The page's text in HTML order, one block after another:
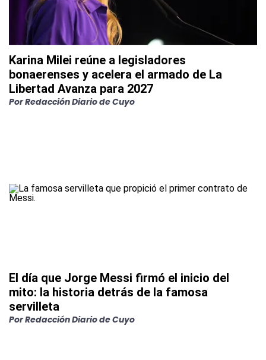
Karina Milei reúne a legisladores
bonaerenses y acelera el armado de La
Libertad Avanza para 2027
PorRedacción Diario de Cuyo
El día que Jorge Messi firmó el inicio del
mito: la historia detrás de la famosa
servilleta
PorRedacción Diario de Cuyo